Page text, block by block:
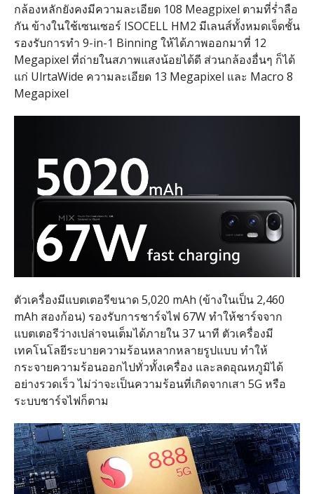
กล้องหลักยังคงมีความละเอียด 108 Meagpixel ตามที่ร่ำลือ
กัน ข้างในใช้เซนเซอร์ ISOCELL HM2 มีเลนส์ทั้งหมดเจ็ดชั้น
รองรับการทำ 9-in-1 Binning ให้ได้ภาพออกมาที่ 12
Megapixel ที่ถ่ายในสภาพแสงน้อยได้ดี ส่วนกล้องอื่นๆ ก็ได้
แก่ UlrtaWide ความละเอียด 13 Megapixel และ Macro 8
Megapixel
ตัวเครื่องมีแบตเตอรีขนาด 5,020 mAh (ข้างในเป็น 2,460
mAh สองก้อน) รองรับการชาร์จไฟ 67W ทำให้ชาร์จจาก
แบตเตอรีว่างเปล่าจนเต็มได้ภายใน 37 นาที ตัวเครื่องมี
เทคโนโลยีระบายความร้อนหลากหลายรูปแบบ ทำให้
กระจายความร้อนออกไปทั่วทั้งเครื่อง และลดอุณหภูมิได้
อย่างรวดเร็ว ไม่ว่าจะเป็นความร้อนที่เกิดจากเสา 5G หรือ
ระบบชาร์จไฟก็ตาม